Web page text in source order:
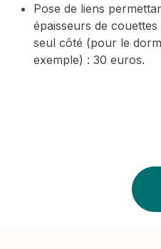
Pose de liens
épaisseurs de couettes
seul côté (pour le
exemple) : 30 euros.